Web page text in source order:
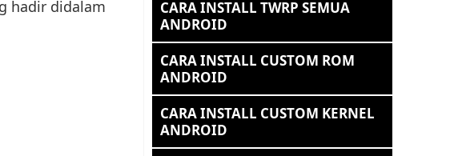
hadir didalam
CARA INSTALL TWRP SEMUA
ANDROID
CARA INSTALL CUSTOM ROM
ANDROID
CARA INSTALL CUSTOM KERNEL
ANDROID